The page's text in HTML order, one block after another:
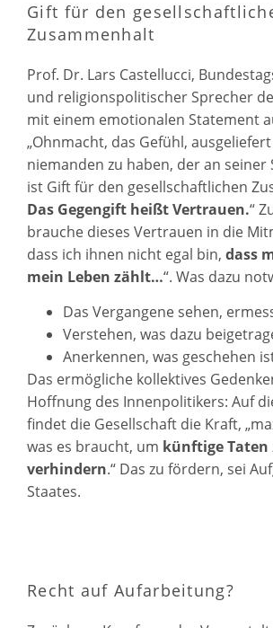
Gift für den
Zusammenhalt
Prof. Dr. Lars Castellucci,
und religionspolitischer Sprecher
mit einem emotionalen Statement
„Ohnmacht, das Gefühl,
niemanden zu haben, der an seiner
ist Gift für den gesellschaftlichen
Das Gegengift heißt Vertrauen.“
brauche dieses Vertrauen in die
dass ich ihnen nicht egal bin, dass
mein Leben zählt…“. Was dazu
Das Vergangene sehen,
Verstehen, was dazu
Anerkennen, was geschehen
Das ermögliche kollektives
Hoffnung des Innenpolitikers: Auf
findet die Gesellschaft die Kraft,
was es braucht, um künftige Taten
verhindern.“ Das zu fördern, sei
Staates.
Recht auf Aufarbeitung?